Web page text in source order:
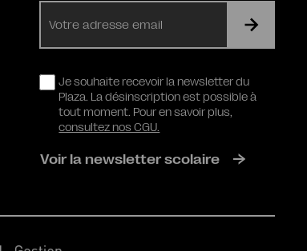
mail
RGPDJe souhaite recevoir la newsletter du
Plaza. La désinscription est possible à
tout moment. Pour en savoir plus,
consultez nos CGU.
Voir la newsletter scolaire